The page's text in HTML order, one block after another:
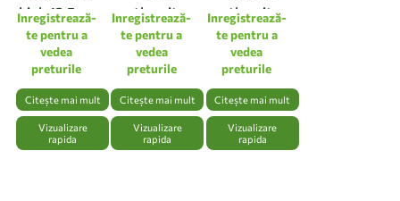
high 12,5cm
linen white
Inregistrează-
te pentru a
vedea
preturile
Citește mai mult
Vizualizare
rapida
anthracite
Inregistrează-
te pentru a
vedea
preturile
Citește mai mult
Vizualizare
rapida
anthracite
Inregistrează-
te pentru a
vedea
preturile
Citește mai mult
Vizualizare
rapida